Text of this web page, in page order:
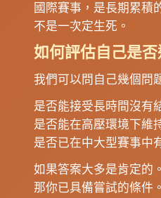
國際賽事，是長期累積
不是一次定生死。
如何評估自己是
我們可以問自己幾個問
是否能接受長時間沒有
是否能在高壓環境下維
是否已在中大型賽事中
如果答案大多是肯定的。
那你已具備嘗試的條件。